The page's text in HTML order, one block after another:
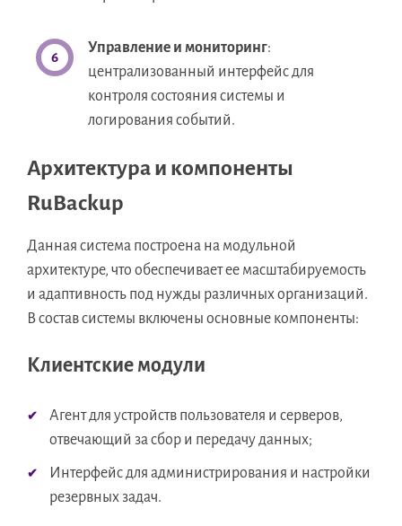
Управление и мониторинг:
централизованный интерфейс для
контроля состояния системы и
логирования событий.
Архитектура и компоненты
RuBackup
Данная система построена на модульной
архитектуре, что обеспечивает ее масштабируемость
и адаптивность под нужды различных организаций.
В состав системы включены основные компоненты:
Клиентские модули
Агент для устройств пользователя и серверов,
отвечающий за сбор и передачу данных;
Интерфейс для администрирования и настройки
резервных задач.